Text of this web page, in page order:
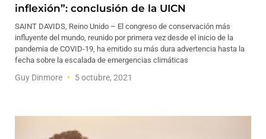
inflexión”: conclusión de la UICN
SAINT DAVIDS, Reino Unido – El congreso de conservación más
influyente del mundo, reunido por primera vez desde el inicio de la
pandemia de COVID-19, ha emitido su más dura advertencia hasta la
fecha sobre la escalada de emergencias climáticas
Guy Dinmore 5 octubre, 2021